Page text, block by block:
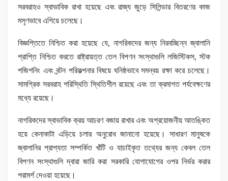
সরবরাহও স্বাভাবিক রাখা হয়েছে এবং রাজ্য জুড়ে সিলিন্ডার বিতরণের কাজ
মসৃণভাবে এগিয়ে চলেছে।
বিজ্ঞপ্তিতে নিশ্চিত করা হয়েছে যে, নাগরিকদের জন্য নিরবচ্ছিন্ন জ্বালানি
প্রাপ্তি নিশ্চিত করতে রাষ্ট্রায়ত্ত তেল বিপণন সংস্থাগুলি লজিস্টিকস, স্টক
পজিশনিং এবং বন্টন পরিকল্পনার বিষয়ে ঘনিষ্ঠভাবে সমন্বয় রক্ষা করে চলেছে।
সামগ্রিক সরবরাহ পরিস্থিতি স্থিতিশীল রয়েছে এবং তা ক্রমাগত পর্যবেক্ষণের
মধ্যে রয়েছে।
নাগরিকদের স্বাভাবিক ক্রয় আচরণ বজায় রাখার এবং অপ্রয়োজনীয় আতঙ্কিত
হয়ে কেনাকাটা এড়িয়ে চলার অনুরোধ জানানো হয়েছে। সাধারণ মানুষকে
জ্বালানির প্রাপ্যতা সম্পর্কিত খাঁটি ও যাচাইকৃত তথ্যের জন্য কেবল তেল
বিপণন সংস্থাগুলি দ্বারা জারি করা সরকারি যোগাযোগের ওপর নির্ভর করার
পরামর্শ দেওয়া হয়েছে।